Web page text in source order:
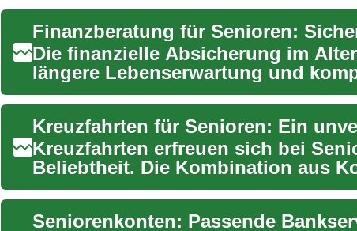
Finanzberatung für Senioren:
Die finanzielle Absicherung im
längere Lebenserwartung und
Bedeutung. Dieser...
Kreuzfahrten erfreuen sich bei
Beliebtheit. Die Kombination aus
und der ...